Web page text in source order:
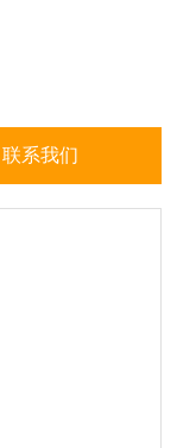
联系我们